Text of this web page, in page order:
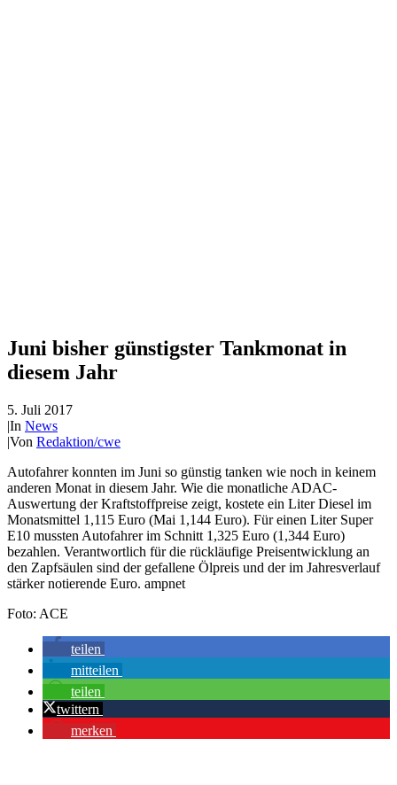
Juni bisher günstigster Tankmonat in
diesem Jahr
5. Juli 2017
|In News
|Von Redaktion/cwe
Autofahrer konnten im Juni so günstig tanken wie noch in keinem
anderen Monat in diesem Jahr. Wie die monatliche ADAC-
Auswertung der Kraftstoffpreise zeigt, kostete ein Liter Diesel im
Monatsmittel 1,115 Euro (Mai 1,144 Euro). Für einen Liter Super
E10 mussten Autofahrer im Schnitt 1,325 Euro (1,344 Euro)
bezahlen. Verantwortlich für die rückläufige Preisentwicklung an
den Zapfsäulen sind der gefallene Ölpreis und der im Jahresverlauf
stärker notierende Euro. ampnet
Foto: ACE
teilen
mitteilen
teilen
twittern
merken